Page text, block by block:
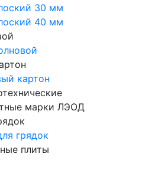
30 мм
40 мм
картон
марки ЛЭОД
грядок
плиты